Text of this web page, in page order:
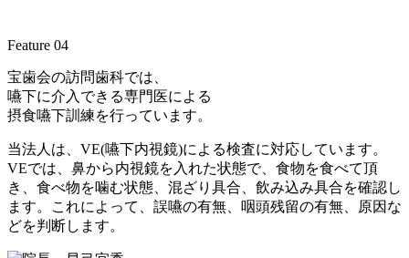
Feature 04
宝歯会の訪問歯科では、
嚥下に介入できる専門医による
摂食嚥下訓練を行っています。
当法人は、VE(嚥下内視鏡)による検査に対応しています。
VEでは、鼻から内視鏡を入れた状態で、食物を食べて頂
き、食べ物を噛む状態、混ざり具合、飲み込み具合を確認し
ます。これによって、誤嚥の有無、咽頭残留の有無、原因な
どを判断します。